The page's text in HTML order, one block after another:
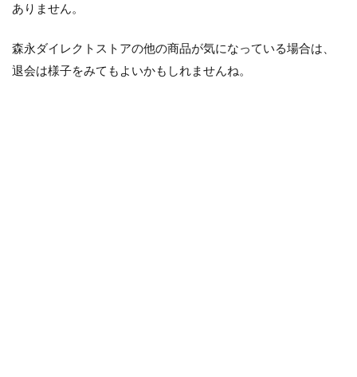
ありません。
森永ダイレクトストアの他の商品が気になっている場合は、
退会は様子をみてもよいかもしれませんね。